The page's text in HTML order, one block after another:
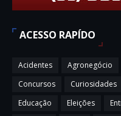
ACESSO RAPÍDO
Acidentes Agronegócio
Concursos
Curiosidades
Educação
Eleições